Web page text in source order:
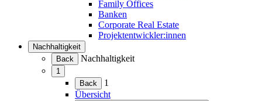
Family Offices
Banken
Corporate Real Estate
Projektentwickler:innen
Nachhaltigkeit
(Menü
erweitern)
Back Nachhaltigkeit
1
(Menü
erweitern)
Back
1
Übersicht